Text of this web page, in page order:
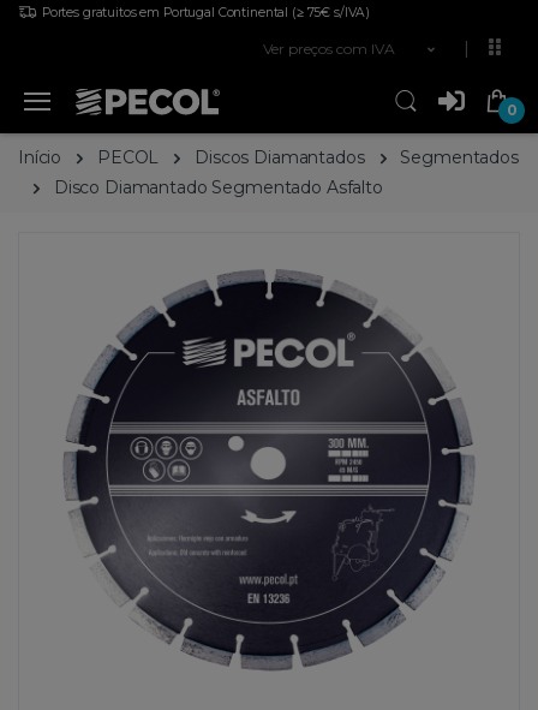
Portes gratuitos em Portugal Continental (≥ 75€ s/IVA)
Ver preços com IVA
0
Início PECOL Discos Diamantados
Segmentados
Disco Diamantado Segmentado Asfalto